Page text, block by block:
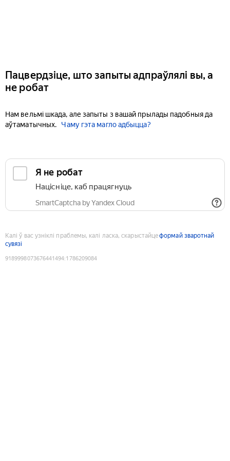
Пацвердзіце, што запыты адпраўлялі вы, а
не робат
Нам вельмі шкада, але запыты з вашай прылады падобныя да
аўтаматычных.
Чаму гэта магло адбыцца?
Я не робат
Націсніце, каб працягнуць
SmartCaptcha by Yandex Cloud
Калі ў вас узніклі праблемы, калі ласка, скарыстайцеформай зваротнай
сувязі
9189998073676441494:1786209084